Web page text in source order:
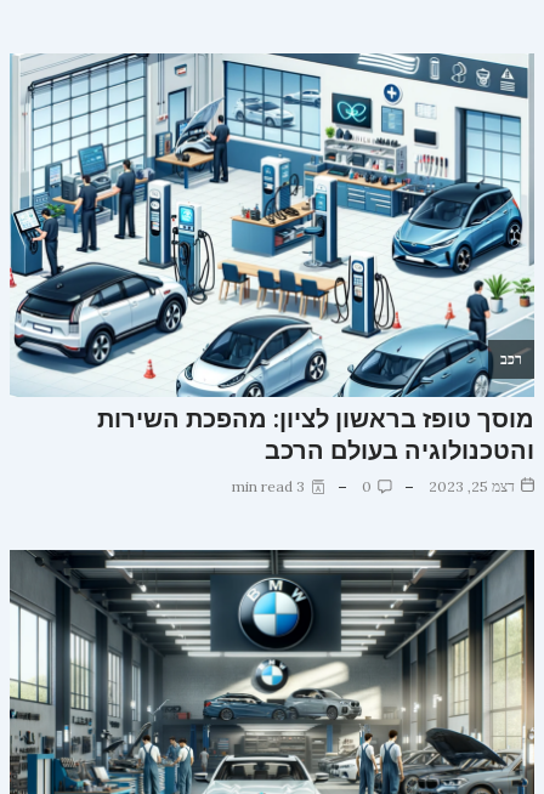
רכב
מוסך טופז בראשון לציון: מהפכת השירות
והטכנולוגיה בעולם הרכב
דצמ 25, 2023 0
3 min read